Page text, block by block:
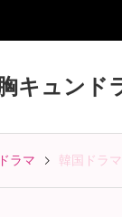
キュンド
ラマ 韓国ドラ